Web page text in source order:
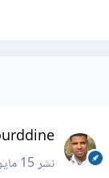
نشر15 مايو 2016